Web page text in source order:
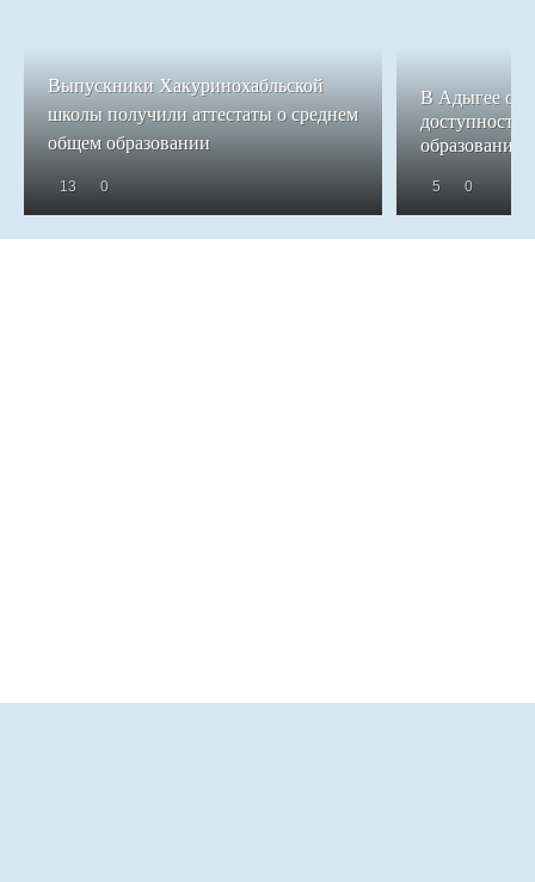
Выпускники Хакуринохабльской
школы получили аттестаты о среднем
общем образовании
13 0
В Адыгее
доступность
образования
5 0